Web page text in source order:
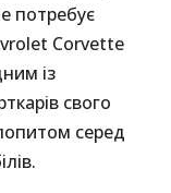
потребує
Corvette
із
свого
серед